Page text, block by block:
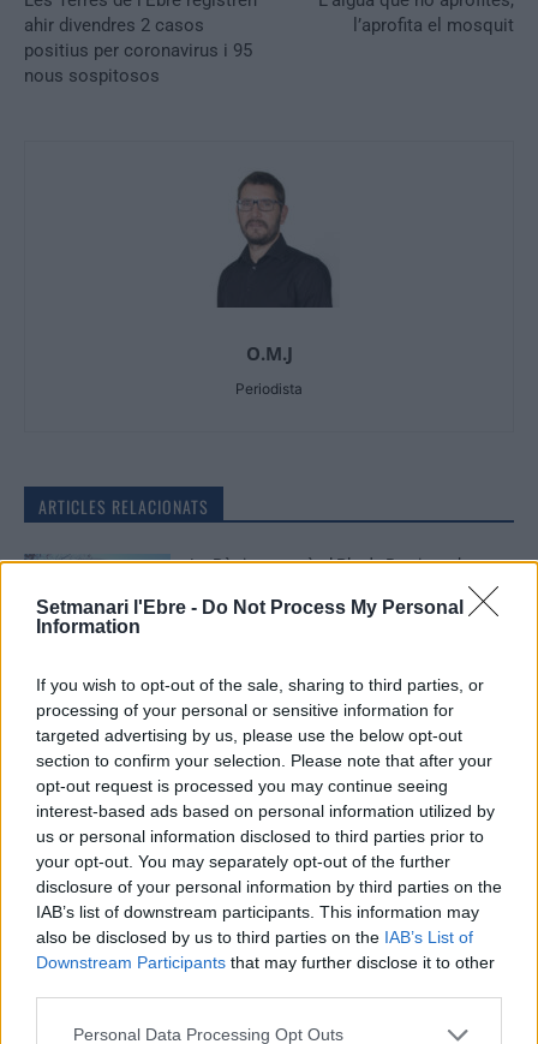
Setmanari l'Ebre - Do Not Process My Personal
Information
If you wish to opt-out of the sale, sharing to third parties, or
processing of your personal or sensitive information for
targeted advertising by us, please use the below opt-out
section to confirm your selection. Please note that after your
opt-out request is processed you may continue seeing
interest-based ads based on personal information utilized by
us or personal information disclosed to third parties prior to
your opt-out. You may separately opt-out of the further
disclosure of your personal information by third parties on the
IAB’s list of downstream participants. This information may
also be disclosed by us to third parties on the IAB’s List of
Downstream Participants that may further disclose it to other
Personal Data Processing Opt Outs
ahir divendres 2 casos
positius per coronavirus i 95
nous sospitosos
l’aprofita el mosquit
O.M.J
Periodista
ARTICLES RELACIONATS
La Ràpita optarà al Pla de Barris amb un
projecte valorat en 12,5 milions d’euros
10 de juliol de 2026
Societat
La nova passarel·la entre Pla d’Empúries i
el Grau i la neteja del barranc de la Mina,
primeres escomeses del Pla de Barris
Societat
“Escòcia és un país de contradiccions:
salvatge i profundament intel·lectual”
22 de juny de 2026